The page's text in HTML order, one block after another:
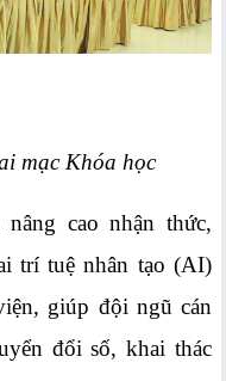
mạc Khóa học
cao nhận thức,
trí tuệ nhân tạo (AI)
giúp đội ngũ cán
đổi số, khai thác